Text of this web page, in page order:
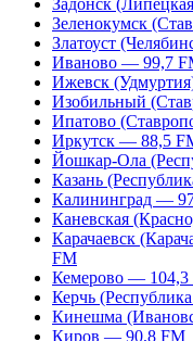
Задонск
Зеленокумск
Златоуст
Иваново — 99,7
Ижевск
Изобильный
Ипатово
Иркутск — 88,5
Йошкар-Ола
Казань
Калининград —
Каневская
Карачаевск
FM
Кемерово — 104,3
Керчь
Кинешма
Киров — 90,8 FM